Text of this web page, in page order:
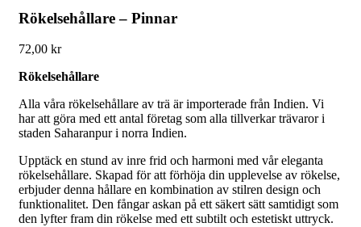
Rökelsehållare – Pinnar
72,00 kr
Rökelsehållare
Alla våra rökelsehållare av trä är importerade från Indien. Vi
har att göra med ett antal företag som alla tillverkar trävaror i
staden Saharanpur i norra Indien.
Upptäck en stund av inre frid och harmoni med vår eleganta
rökelsehållare. Skapad för att förhöja din upplevelse av rökelse,
erbjuder denna hållare en kombination av stilren design och
funktionalitet. Den fångar askan på ett säkert sätt samtidigt som
den lyfter fram din rökelse med ett subtilt och estetiskt uttryck.